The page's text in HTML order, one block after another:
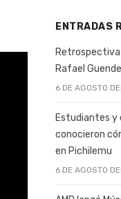
ENTRADAS
Retrospectiva
Rafael
6 DE AGOSTO
Estudiantes y
conocieron
en Pichilemu
6 DE AGOSTO